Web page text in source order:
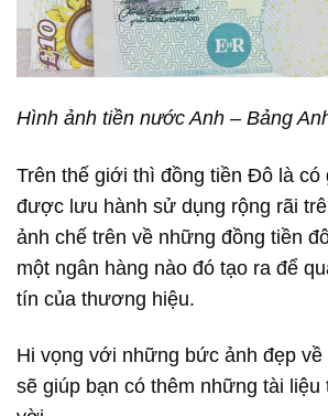
Hình ảnh tiền nước Anh – Bảng
Trên thế giới thì đồng tiền Đô là có
được lưu hành sử dụng rộng rãi
ảnh chế trên về những đồng tiền
một ngân hàng nào đó tạo ra để
tín của thương hiệu.
Hi vọng với những bức ảnh đẹp
sẽ giúp bạn có thêm những tài liệu